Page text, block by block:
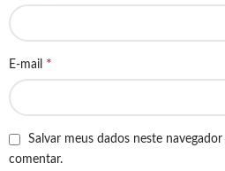
E-mail *
Salvar meus dados neste
comentar.